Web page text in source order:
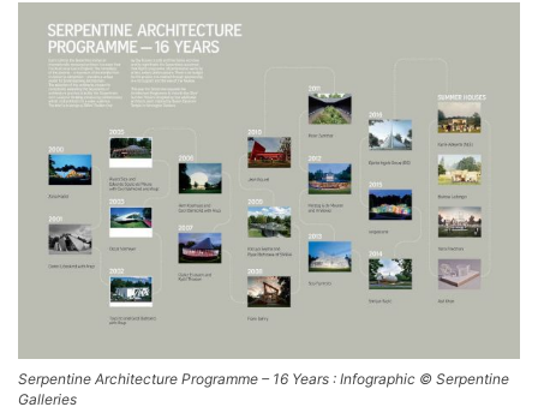
Serpentine Architecture Programme – 16 Years : Infographic © Serpentine
Galleries